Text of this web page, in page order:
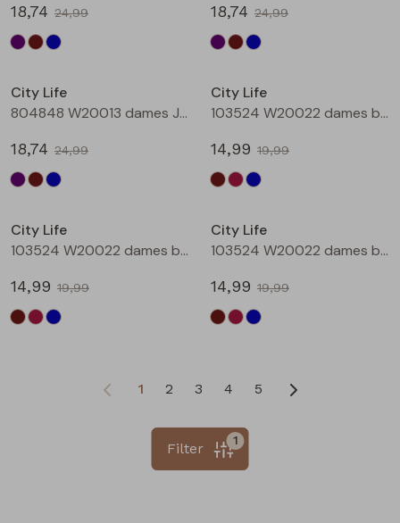
18,74 24,99
18,74 24,99
City Life
804848 W20013 dames Jurk Petrol
18,74 24,99
City Life
103524 W20022 dames bloese km Bruin donker
14,99 19,99
City Life
103524 W20022 dames bloese km Wijnrood
14,99 19,99
City Life
103524 W20022 dames bloese km Marine
14,99 19,99
1 2 3 4 5
1
Filter